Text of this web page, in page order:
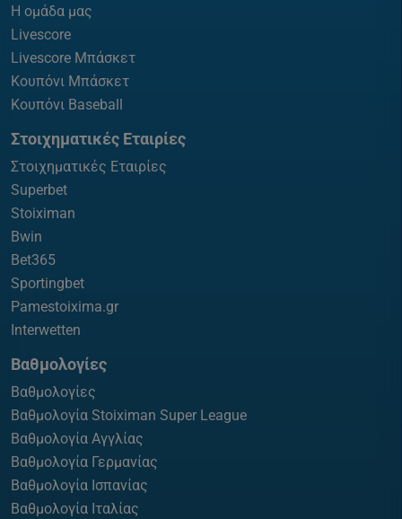
Η ομάδα μας
Livescore
Livescore Μπάσκετ
Κουπόνι Μπάσκετ
Κουπόνι Baseball
Στοιχηματικές Εταιρίες
Στοιχηματικές Εταιρίες
Superbet
Stoiximan
Bwin
Bet365
Sportingbet
Pamestoixima.gr
Interwetten
Βαθμολογίες
Βαθμολογίες
Βαθμολογία Stoiximan Super League
Βαθμολογία Αγγλίας
Βαθμολογία Γερμανίας
Βαθμολογία Ισπανίας
Βαθμολογία Ιταλίας